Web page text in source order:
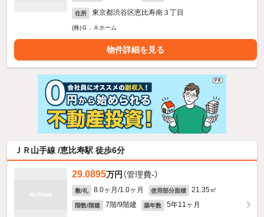
住所 東京都渋谷区恵比寿南３丁目
(株)Ｇ．Ａホーム
物件詳細を見る
ＪＲ山手線 /恵比寿駅 徒歩6分
29.0895万円 （管理費-）
敷/礼 8.0ヶ月/1.0ヶ月 使用部分面積 21.35㎡
階数/階建 7階/9階建 築年数 5年11ヶ月